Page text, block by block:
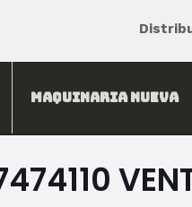
Maquinaria Nueva